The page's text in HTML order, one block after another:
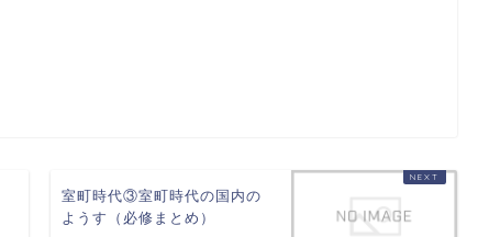
室町時代③室町時代の国内の
ようす（必修まとめ）